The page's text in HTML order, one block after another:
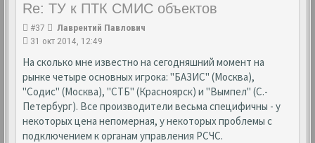
Re: ТУ к ПТК СМИС объектов
#37
Лаврентий Павлович
31 окт 2014, 12:49
На сколько мне известно на сегодняшний момент на
рынке четыре основных игрока: "БАЗИС" (Москва),
"Содис" (Москва), "СТБ" (Красноярск) и "Вымпел" (С.-
Петербург). Все производители весьма специфичны - у
некоторых цена непомерная, у некоторых проблемы с
подключением к органам управления РСЧС.